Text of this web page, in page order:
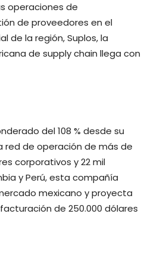
operaciones de
de proveedores en el
de la región, Suplos, la
de supply chain llega con
del 108 % desde su
red de operación de más de
corporativos y 22 mil
y Perú, esta compañía
mexicano y proyecta
de 250.000 dólares